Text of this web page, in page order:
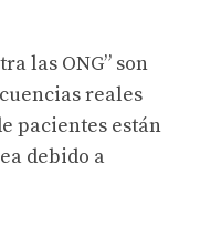
las ONG” son
reales
pacientes están
debido a